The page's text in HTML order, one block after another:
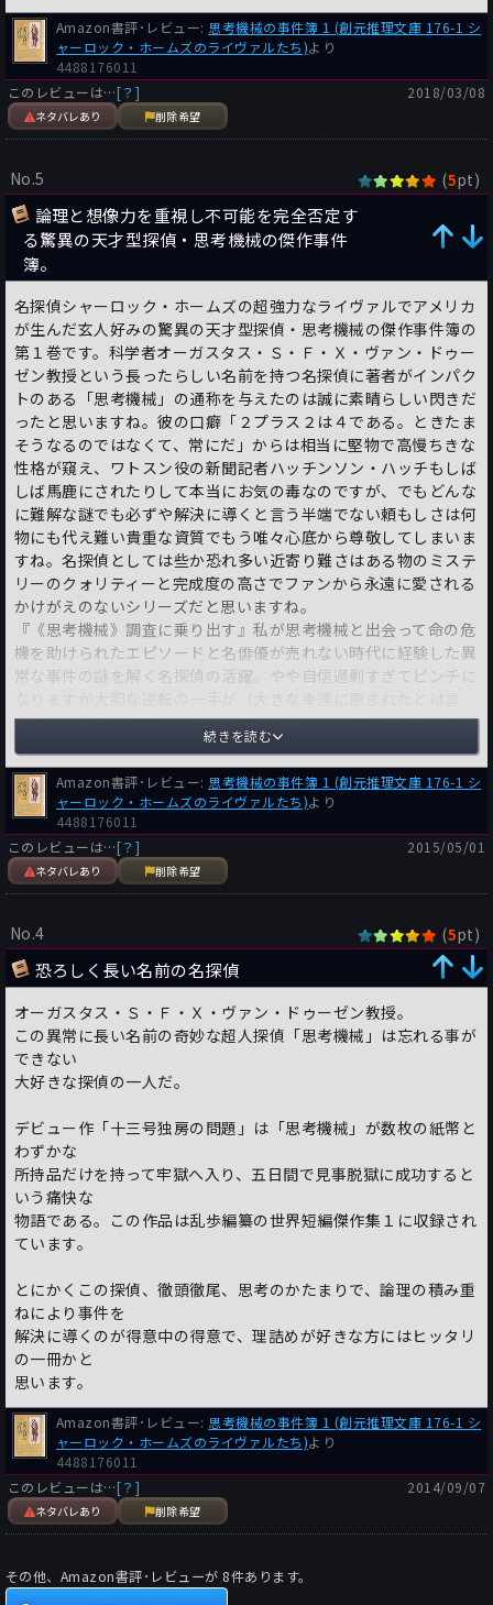
Amazon書評･レビュー: 思考機械の事件簿 1 (創元推理文庫 176-1 シ
ャーロック・ホームズのライヴァルたち)より
4488176011
このレビューは…[？]
ネタバレあり 削除希望
2018/03/08
No.5 (5pt)
論理と想像力を重視し不可能を完全否定す
る驚異の天才型探偵・思考機械の傑作事件
簿。
名探偵シャーロック・ホームズの超強力なライヴァルでアメリカ
が生んだ玄人好みの驚異の天才型探偵・思考機械の傑作事件簿の
第１巻です。科学者オーガスタス・Ｓ・Ｆ・Ｘ・ヴァン・ドゥー
ゼン教授という長ったらしい名前を持つ名探偵に著者がインパク
トのある「思考機械」の通称を与えたのは誠に素晴らしい閃きだ
ったと思いますね。彼の口癖「２プラス２は４である。ときたま
そうなるのではなくて、常にだ」からは相当に堅物で高慢ちきな
性格が窺え、ワトスン役の新聞記者ハッチンソン・ハッチもしば
しば馬鹿にされたりして本当にお気の毒なのですが、でもどんな
に難解な謎でも必ずや解決に導くと言う半端でない頼もしさは何
物にも代え難い貴重な資質でもう唯々心底から尊敬してしまいま
すね。名探偵としては些か恐れ多い近寄り難さはある物のミステ
リーのクォリティーと完成度の高さでファンから永遠に愛される
かけがえのないシリーズだと思いますね。
『《思考機械》調査に乗り出す』私が思考機械と出会って命の危
機を助けられたエピソードと名俳優が売れない時代に経験した異
常な事件の謎を解く名探偵の活躍。やや自信過剰すぎてピンチに
え）お見事ですね。『謎の凶器』娘が死体で見つかりマロリー部
長刑事は当初自殺事件と判断するが死因が判然とせず、続いて更
に同様の男の死体が発見される。奇抜な殺人方法の解明は科学者
探偵の十八番ですね。『焔をあげる幽霊』幽霊屋敷の取材に赴い
た記者ハッチが信じざるを得ない恐怖を実際に体験して思考機械
に相談する。論理的でない部分が一つだけあって惜しいですが、
でも飛び切りの奇妙さの魅力的な謎には心を奪われますね。『情
報漏れ』金融資本家が情報漏れによると思われる損失を何度も経
かける。まさに知能犯と呼ぶにふさわしい非常に巧妙な手口に感
心し脱帽しますね。『余分の指』健康な指を一本切断して欲しい
という女の異常な依頼を医師は断るが、やがて女は強引な手段に
いと考える女は大した根性だと思いますが、でも当然の発覚する
危険性の点に気づかないのは浅墓過ぎますね。『ルーベンス盗難
事件』絵画の収集家が５万ドルを投じて購入した自慢のルーベン
スの名画が何者かにまんまと盗まれたその大胆な手口とは？犯人
茫然自失状態になりますね。『水晶占い師』インド人の水晶占い
師に水晶玉に映った未来の自分が殺されて死ぬ瞬間を見せられた
男が絶望し思考機械に助けを求める。冷静に考えれば絶対にあり
得ないと理解できるのですが神秘や霊現象を全否定できない人間
心理につけ込む卑劣な犯人に幻惑される被害者の気持ちがよくわ
かりますね。『茶色の上着』金庫破り専門の怪盗が銀行から大金
情な男は金の隠し場所だけは白状せず思考機械の出番となる。男
が妻にさり気なく如何にして手掛りを伝えたのかを推理する心理
の探り合いと駆け引きが面白いですね。『消えた首飾り』イギリ
スでかねてから疑惑の貴金属専門の窃盗犯がアメリカへ渡るとい
う情報を得たコンウェイ主任警部は最近起きた首飾りの盗難事件
が彼の仕業だと確信して後を追うのだが・・・・。思考機械の想
像力の冴えに感服し奇抜でトリッキーな輸送手段には脱帽しまし
たね。『完全なアリバイ』動機はあるが犯行時に歯科医で治療中
だったという完全なアリバイを持つ男の隠された巧緻な企みに思
考機械が挑む。種を明かせば単純なトリックなのですが、大きな
ヒントを出しながらも決して真相を悟らせない著者のテクニック
でガス漏れが発生し青年が四度も命が危うい事態になる。続いて
起きた若い女のガス中毒死を思考機械は殺人だと断定し調査に乗
続きを読む
Amazon書評･レビュー: 思考機械の事件簿 1 (創元推理文庫 176-1 シ
ャーロック・ホームズのライヴァルたち)より
4488176011
このレビューは…[？]
ネタバレあり 削除希望
2015/05/01
No.4 (5pt)
恐ろしく長い名前の名探偵
オーガスタス・Ｓ・Ｆ・Ｘ・ヴァン・ドゥーゼン教授。
この異常に長い名前の奇妙な超人探偵「思考機械」は忘れる事が
できない
大好きな探偵の一人だ。
デビュー作「十三号独房の問題」は「思考機械」が数枚の紙幣と
わずかな
所持品だけを持って牢獄へ入り、五日間で見事脱獄に成功すると
いう痛快な
物語である。この作品は乱歩編纂の世界短編傑作集１に収録され
ています。
とにかくこの探偵、徹頭徹尾、思考のかたまりで、論理の積み重
ねにより事件を
解決に導くのが得意中の得意で、理詰めが好きな方にはヒッタリ
の一冊かと
思います。
Amazon書評･レビュー: 思考機械の事件簿 1 (創元推理文庫 176-1 シ
ャーロック・ホームズのライヴァルたち)より
4488176011
このレビューは…[？]
ネタバレあり 削除希望
2014/09/07
その他、Amazon書評･レビューが 8件あります。